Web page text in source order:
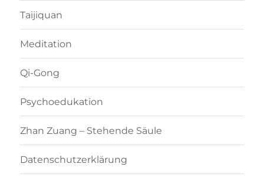
Taijiquan
Meditation
Qi-Gong
Psychoedukation
Zhan Zuang – Stehende Säule
Datenschutzerklärung